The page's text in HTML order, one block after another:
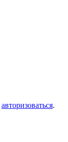
авторизоваться.